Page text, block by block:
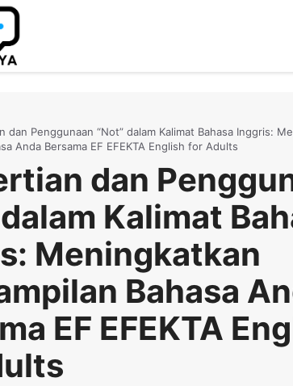
dan Penggunaan “Not” dalam Kalimat Bahasa Inggris:
Anda Bersama EF EFEKTA English for Adults
dan
Kalimat
Meningkatkan
Bahasa
EF EFEKTA